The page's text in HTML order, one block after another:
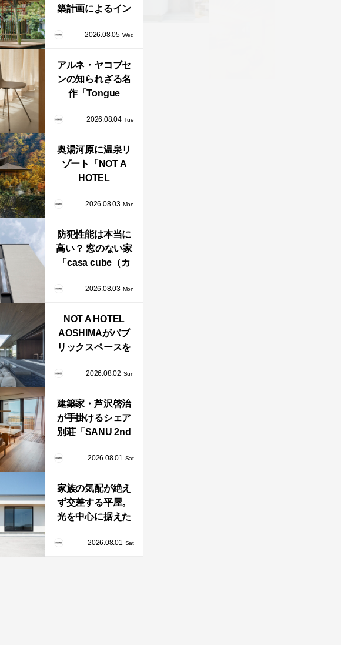
築計画によるイン
「循環する竹風
2026.08.05 Wed
アルネ・ヤコブセ
ンの知られざる名
作「Tongue
FRITZ HANSENか
本で発売開始！
2026.08.04 Tue
奥湯河原に温泉リ
ゾート「NOT A
HOTEL
誕生！販売を日
始！
2026.08.03 Mon
防犯性能は本当に
高い？ 窓のない家
「casa cube（カ
ブ）」が叶えるプ
感の正体
2026.08.03 Mon
NOT A HOTEL
AOSHIMAがパブ
リックスペースを
「CHILL2.0」
業！
2026.08.02 Sun
建築家・芦沢啓治
が手掛けるシェア
別荘「SANU 2nd
Owners」、新拠点
売開始
2026.08.01 Sat
家族の気配が絶え
ず交差する平屋。
光を中心に据えた
杜」
2026.08.01 Sat